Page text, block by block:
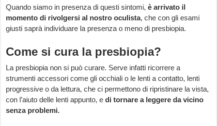
Quando siamo in presenza di questi sintomi,è arrivato il
momento di rivolgersi al nostro oculista, che con gli esami
giusti saprà individuare la presenza o meno di presbiopia.
Come si cura la presbiopia?
La presbiopia non si può curare. Serve infatti ricorrere a
strumenti accessori come gli occhiali o le lenti a contatto, lenti
progressive o da lettura, che ci permettono di ripristinare la vista,
con l’aiuto delle lenti appunto, edi tornare a leggere da vicino
senza problemi.